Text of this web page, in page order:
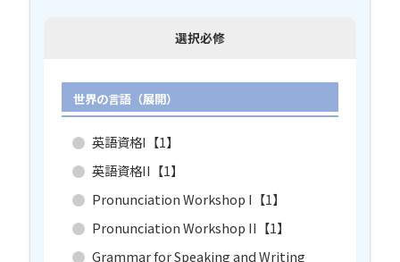
選択必修
世界の言語（展開）
英語資格I【1】
英語資格II【1】
Pronunciation Workshop I【1】
Pronunciation Workshop II【1】
Grammar for Speaking and Writing